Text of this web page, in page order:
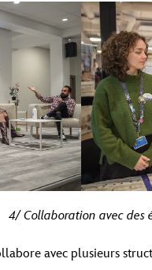
le contenu d’un espace
que ce faisant,
4/ Collaboration avec des
avec plusieurs